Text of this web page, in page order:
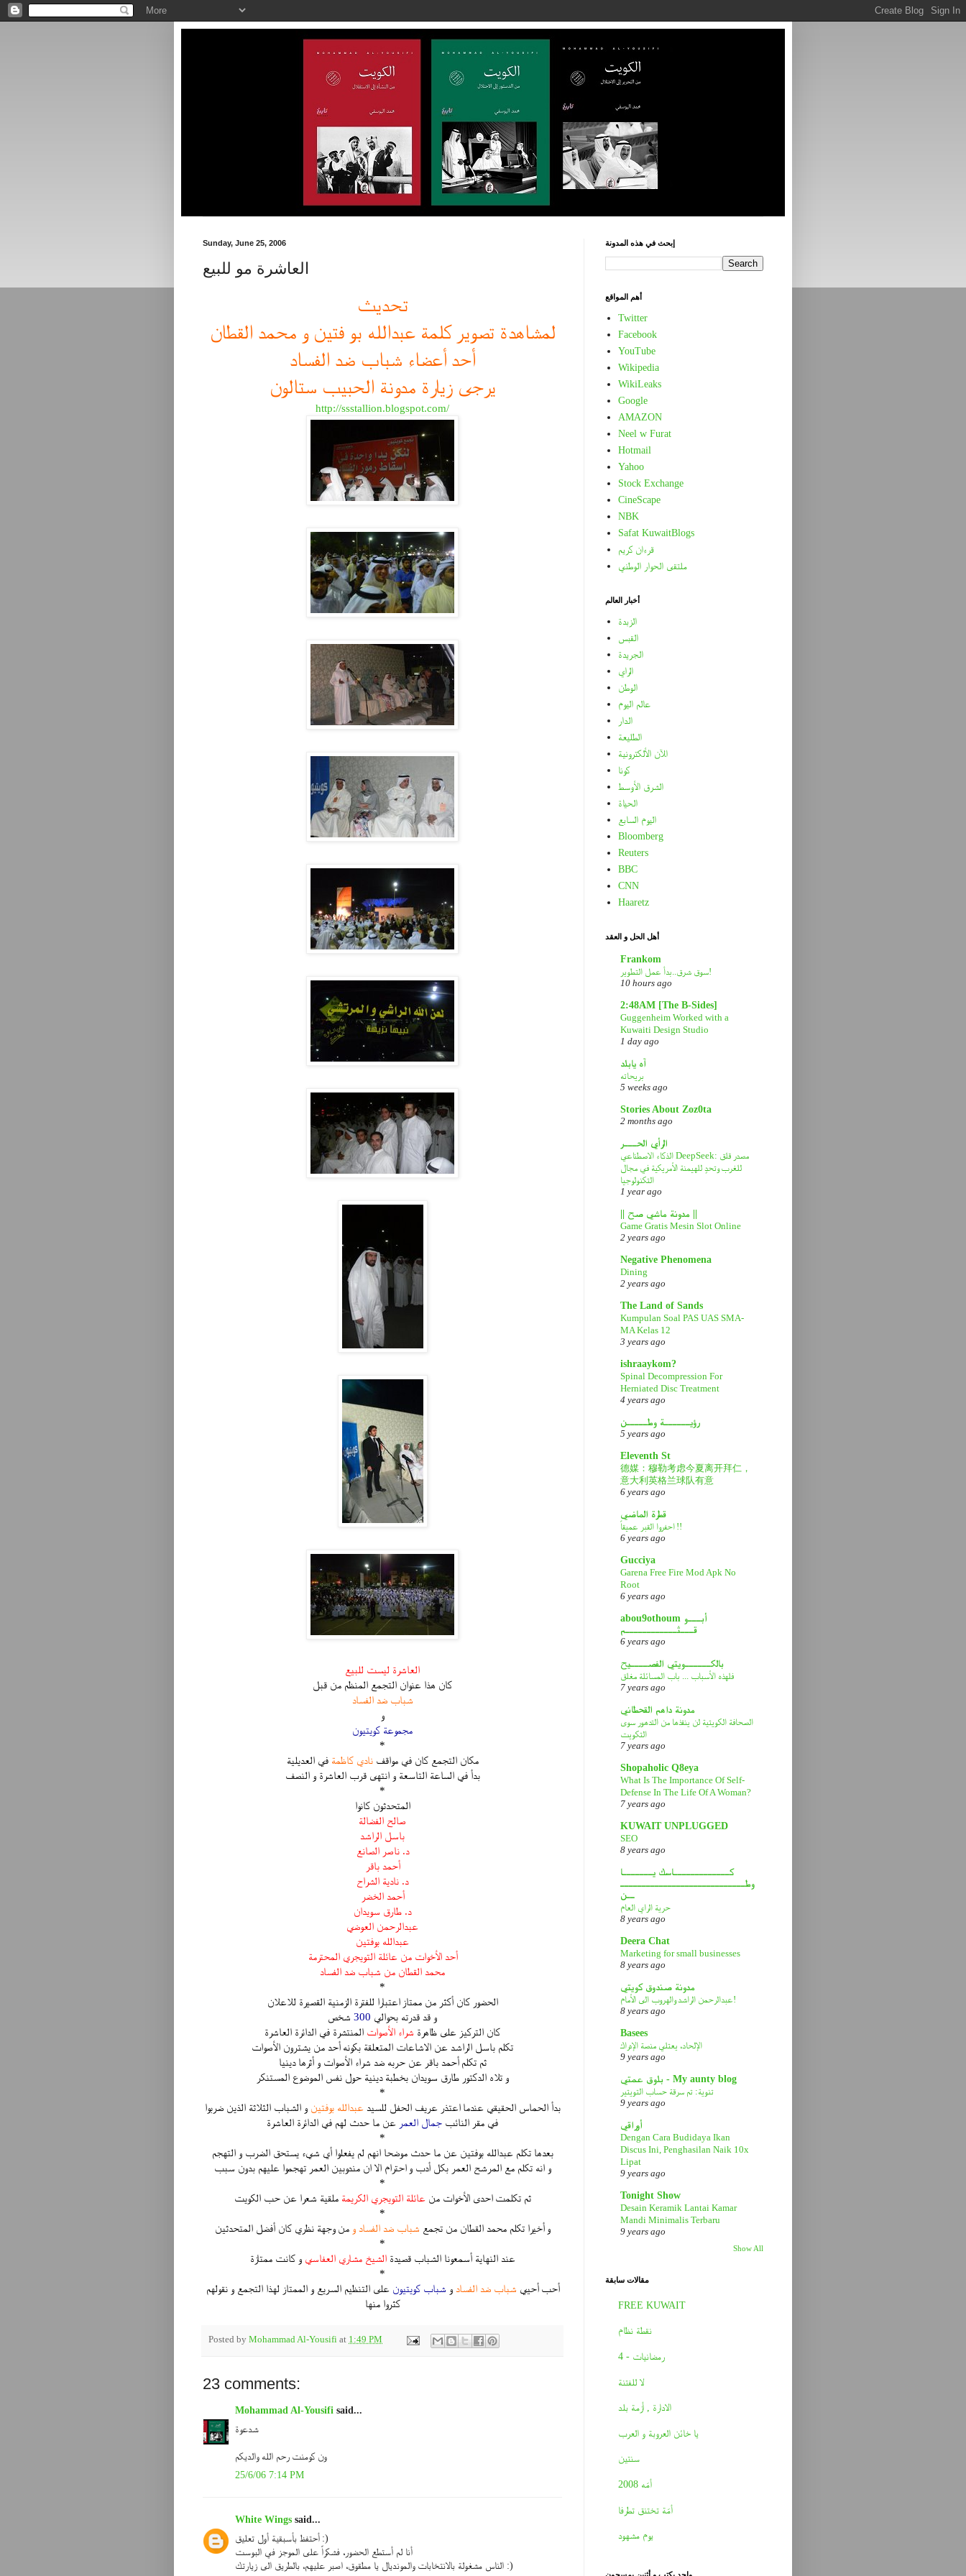
Sunday, June 25, 2006
العاشرة مو للبيع
تحديث
لمشاهدة تصوير كلمة عبدالله بو فتين و محمد القطان
أحد أعضاء شباب ضد الفساد
يرجى زيارة مدونة الحبيب ستالون
http://ssstallion.blogspot.com/
العاشرة ليست للبيع
كان هذا عنوان التجمع المنظم من قبل
شباب ضد الفساد
و
مجموعة كويتيون
*
مكان التجمع كان في مواقفنادي كاظمة في العديلية
بدأ في الساعة التاسعة و انتهى قرب العاشرة و النصف
*
المتحدثون كانوا
صالح الفضالة
باسل الراشد
د. ناصر الصانع
أحمد باقر
د. نادية الشراح
أحمد الخضر
د. طارق سويدان
عبدالرحمن العوضي
عبدالله بوفتين
أحد الأخوات من عائلة التويجري المحترمة
محمد القطان من شباب ضد الفساد
*
الحضور كان أكثر من ممتاز اعتبارا للفترة الزمنية القصيرة للاعلان
و قد قدرته بحوالي 300 شخص
كان التركيز على ظاهرة شراء الأصوات المنتشرة في الدائرة العاشرة
تكلم باسل الراشد عن الاشاعات المتعلقة بكونه أحد من يشترون الأصوات
ثم تكلم أحمد باقر عن حربه ضد شراء الأصوات و أثرها دينيا
و تلاه الدكتور طارق سويدان بخطبة دينية حول نفس الموضوع المستنكر
*
بدأ الحماس الحقيقي عندما اعتذر عريف الحفل للسيدعبدالله بوفتين و الشباب الثلاثة الذين ضربوا
في مقر النائب جمال العمر عن ما حدث لهم في الدائرة العاشرة
*
بعدها تكلم عبدالله بوفتين عن ما حدث موضحا انهم لم يفعلوا أي شيء يستحق الضرب و التهجم
و انه تكلم مع المرشح العمر بكل أدب و احترام الا ان مندوبين العمر تهجموا عليهم بدون سبب
*
ثم تكلمت احدى الأخوات منعائلة التويجري الكريمة ملقية شعرا عن حب الكويت
*
و أخيرا تكلم محمد القطان من تجمع شباب ضد الفساد و من وجهة نظري كان أفضل المتحدثين
*
عند النهاية أسمعونا الشباب قصيدةالشيخ مشاري العفاسي و كانت ممتازة
*
أحب أحيي شباب ضد الفساد و شباب كويتيون على التنظيم السريع و الممتاز لهذا التجمع و نقولهم
كثروا منها
Posted by Mohammad Al-Yousifi at 1:49 PM
23 comments:
Mohammad Al-Yousifi said...
شدعوة
ون كومنت رحم الله والديكم
25/6/06 7:14 PM
White Wings said...
أحتفظ بأسبقية أول تعليق :)
أنا لم أستطع الحضور، فشكراً على الموجز في البوست
الناس مشغولة بالانتخابات والمونديال يا مطقوق، اصبر عليهم، بالطريق الى زيارتك :)
إبحث في هذه المدونة
أهم المواقع
Twitter
Facebook
YouTube
Wikipedia
WikiLeaks
Google
AMAZON
Neel w Furat
Hotmail
Yahoo
Stock Exchange
CineScape
NBK
Safat KuwaitBlogs
قرءان كريم
ملتقى الحوار الوطني
أخبار العالم
الزبدة
القبس
الجريدة
الراي
الوطن
عالم اليوم
الدار
الطليعة
الآن الألكترونية
كونا
الشرق الأوسط
الحياة
اليوم السابع
Bloomberg
Reuters
BBC
CNN
Haaretz
أهل الحل و العقد
Frankom
سوق شرق..بدأ عمل التطوير!
10 hours ago
2:48AM [The B-Sides]
Guggenheim Worked with a
Kuwaiti Design Studio
1 day ago
آه يابلد
بريحاته
5 weeks ago
Stories About Zoz0ta
2 months ago
الرأي الحـــر
الذكاء الاصطناعي DeepSeek: مصدر قلق
للغرب وتحدٍ للهيمنة الأمريكية في مجال
التكنولوجيا
1 year ago
|| مدونة ماشي صح ||
Game Gratis Mesin Slot Online
2 years ago
Negative Phenomena
Dining
2 years ago
The Land of Sands
Kumpulan Soal PAS UAS SMA-
MA Kelas 12
3 years ago
ishraaykom?
Spinal Decompression For
Herniated Disc Treatment
4 years ago
رؤيــــــة وطـــــن
5 years ago
Eleventh St
德媒：穆勒考虑今夏离开拜仁，
意大利英格兰球队有意
6 years ago
قطرة الماضي
احفروا القبر عميقاً !!
6 years ago
Gucciya
Garena Free Fire Mod Apk No
Root
6 years ago
abou9othoum أبـــو
قـــثــــــــــــم
6 years ago
بالكــــــويتي الفصــــيح
فلهذه الأسباب ... باب المسائلة مغلق
7 years ago
مدونة داهم القحطاني
الصحافة الكويتية لن ينقذها من التدهور سوى
التكويت
7 years ago
Shopaholic Q8eya
What Is The Importance Of Self-
Defense In The Life Of A Woman?
7 years ago
KUWAIT UNPLUGGED
SEO
8 years ago
كـــــــــــــاسك يـــــــا
وطـــــــــــــــــــــــــــــ
ــن
حرية الراي العام
8 years ago
Deera Chat
Marketing for small businesses
8 years ago
مدونة صندوق كويتي
عبدالرحمن الراشد والهروب الى الأمام!
8 years ago
Basees
الإلحاد، يعتلي منصة الإدراك
9 years ago
بلوق عمتي - My aunty blog
تنوية: تم سرقة حساب التويتير
9 years ago
أوراقي
Dengan Cara Budidaya Ikan
Discus Ini, Penghasilan Naik 10x
Lipat
9 years ago
Tonight Show
Desain Keramik Lantai Kamar
Mandi Minimalis Terbaru
9 years ago
Show All
مقالات سابقة
FREE KUWAIT
نقطة نظام
رمضانيات - 4
لا للفتنة
الادارة , أزمة بلد
يا خائن العروبة و العرب
سنتين
أمّه 2008
أمّة تختنق تطرفا
يوم مشهود